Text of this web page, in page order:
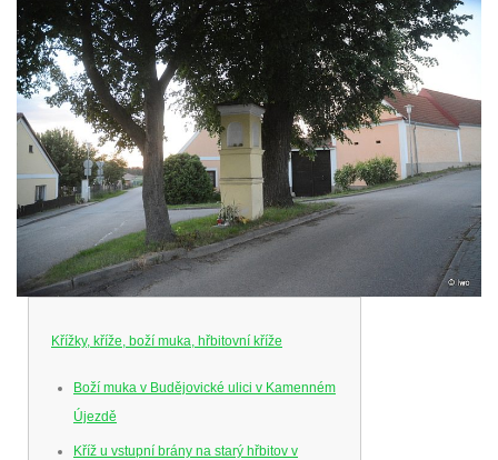
Křížky, kříže, boží muka, hřbitovní kříže
Boží muka v Budějovické ulici v Kamenném
Újezdě
Kříž u vstupní brány na starý hřbitov v